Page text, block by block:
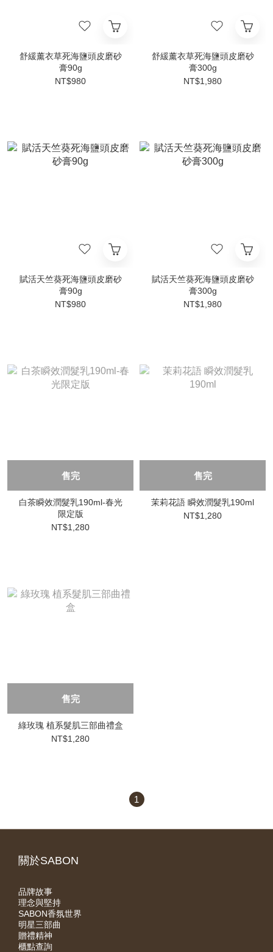
舒緩薰衣草死海鹽頭皮磨砂
膏90g
NT$980
舒緩薰衣草死海鹽頭皮磨砂
膏300g
NT$1,980
賦活天竺葵死海鹽頭皮磨砂
膏90g
NT$980
賦活天竺葵死海鹽頭皮磨砂
膏300g
NT$1,980
售完
白茶瞬效潤髮乳190ml-春光
限定版
NT$1,280
售完
茉莉花語 瞬效潤髮乳190ml
NT$1,280
售完
綠玫瑰 植系髮肌三部曲禮盒
NT$1,280
1
關於SABON
品牌故事
理念與堅持
SABON香氛世界
明星三部曲
贈禮精神
櫃點查詢